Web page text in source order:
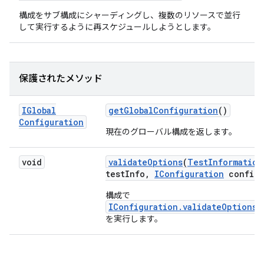
構成をサブ構成にシャーディングし、複数のリソースで並行
して実行するように再スケジュールしようとします。
保護されたメソッド
IGlobal
Configuration
getGlobalConfiguration()
現在のグローバル構成を返します。
void validateOptions(TestInformation
testInfo , IConfiguration config)
構成で
を実行します。